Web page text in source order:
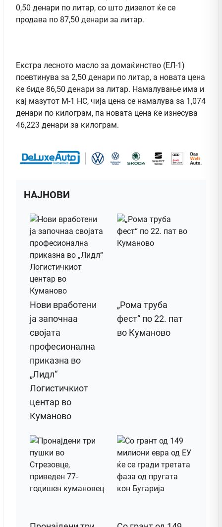
0,50 денари по литар, со што дизелот ќе се
продава по 87,50 денари за литар.
Екстра лесното масло за домаќинство (ЕЛ-1)
поевтинува за 2,50 денари по литар, а новата цена
ќе биде 86,50 денари за литар. Намалување има и
кај мазутот М-1 НС, чија цена се намалува за 1,074
денари по килограм, па новата цена ќе изнесува
46,223 денари за килограм.
НАЈНОВИ
Нови вработени
ја започнаа
својата
професионална
приказна во
„Лидл“
Логистичкиот
центар во
Куманово
„Рома труба
фест“ по 22. пат
во Куманово